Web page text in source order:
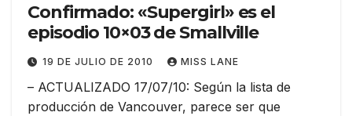
Confirmado: «Supergirl» es el
episodio 10×03 de Smallville
19 DE JULIO DE 2010 MISS LANE
– ACTUALIZADO 17/07/10: Según la lista de
producción de Vancouver, parece ser que